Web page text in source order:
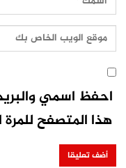
احفظ اسمي
هذا المتصفح